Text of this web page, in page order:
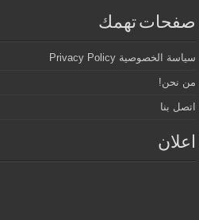
صفحات تهمك
سياسة الخصوصية Privacy Policy
من نحن!
اتصل بنا
اعلان